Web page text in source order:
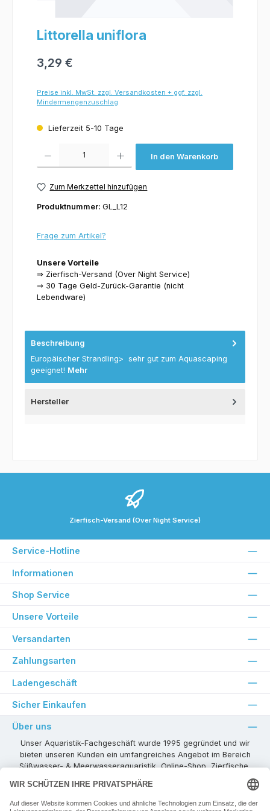
Littorella uniflora
3,29 €
Preise inkl. MwSt. zzgl. Versandkosten + ggf. zzgl.
Mindermengenzuschlag
Lieferzeit 5-10 Tage
In den Warenkorb
Zum Merkzettel hinzufügen
Produktnummer: GL_L12
Frage zum Artikel?
Unsere Vorteile
⇒ Zierfisch-Versand (Over Night Service)
⇒ 30 Tage Geld-Zurück-Garantie (nicht
Lebendware)
Beschreibung
Europäischer Strandling> sehr gut zum Aquascaping
geeignet! Mehr
Hersteller
Zierfisch-Versand (Over Night Service)
Service-Hotline
Informationen
Shop Service
Unsere Vorteile
Versandarten
Zahlungsarten
Ladengeschäft
Sicher Einkaufen
Über uns
Unser Aquaristik-Fachgeschäft wurde 1995 gegründet und wir
bieten unseren Kunden ein umfangreiches Angebot im Bereich
Süßwasser- & Meerwasseraquaristik, Online-Shop, Zierfische,
Pflanzen, Aquarienkombinationen, Technikzubehör usw. ! Als
kompetenter Aquaristik-Fachhandelspartner stehen wir Ihnen für
alle Ihre Projekte und Einrichtungs- oder Besatzwünsche zur